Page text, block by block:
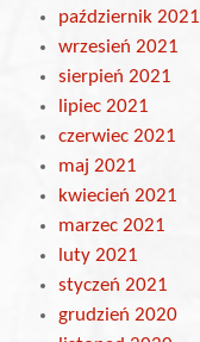
październik 2021
wrzesień 2021
sierpień 2021
lipiec 2021
czerwiec 2021
maj 2021
kwiecień 2021
marzec 2021
luty 2021
styczeń 2021
grudzień 2020